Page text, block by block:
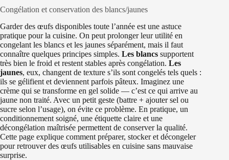
Congélation et conservation des blancs/jaunes
Garder des œufs disponibles toute l’année est une astuce
pratique pour la cuisine. On peut prolonger leur utilité en
congelant les blancs et les jaunes séparément, mais il faut
connaître quelques principes simples. Les blancs supportent
très bien le froid et restent stables après congélation. Les
jaunes, eux, changent de texture s’ils sont congelés tels quels :
ils se gélifient et deviennent parfois pâteux. Imaginez une
crème qui se transforme en gel solide — c’est ce qui arrive au
jaune non traité. Avec un petit geste (battre + ajouter sel ou
sucre selon l’usage), on évite ce problème. En pratique, un
conditionnement soigné, une étiquette claire et une
décongélation maîtrisée permettent de conserver la qualité.
Cette page explique comment préparer, stocker et décongeler
pour retrouver des œufs utilisables en cuisine sans mauvaise
surprise.